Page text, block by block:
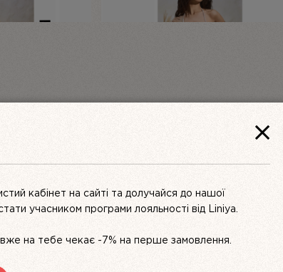
кабінет на сайті та долучайся до нашої
учасником програми лояльності від Liniya.
вже на тебе чекає -7% на перше замовлення.